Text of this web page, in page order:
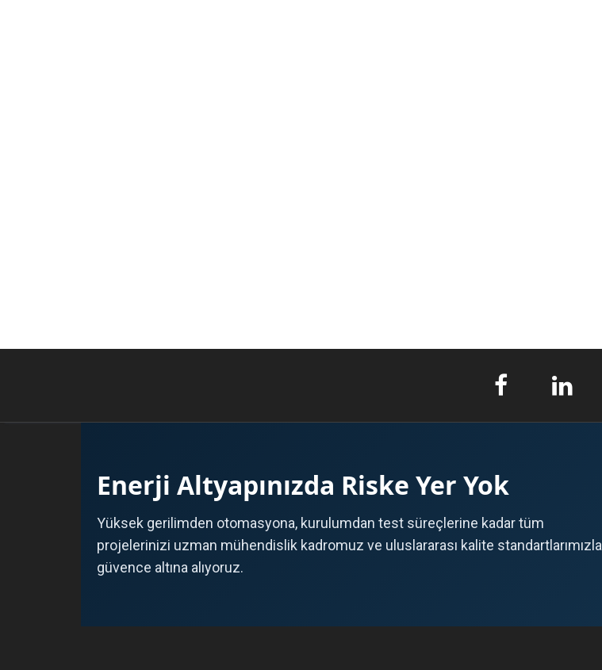
Enerji Altyapınızda Riske Yer Yok
Yüksek gerilimden otomasyona, kurulumdan test süreçlerine kadar tüm
projelerinizi uzman mühendislik kadromuz ve uluslararası kalite standartlarımızla
güvence altına alıyoruz.